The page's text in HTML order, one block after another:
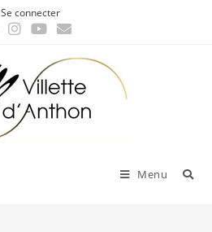
Se connecter
Menu